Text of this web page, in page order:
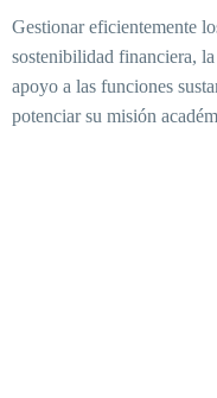
Gestionar eficientemente
sostenibilidad financiera,
apoyo a las funciones
potenciar su misión